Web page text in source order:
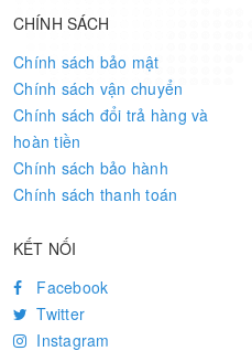
CHÍNH SÁCH
Chính sách bảo mật
Chính sách vận chuyển
Chính sách đổi trả hàng và
hoàn tiền
Chính sách bảo hành
Chính sách thanh toán
KẾT NỐI
Facebook
Twitter
Instagram